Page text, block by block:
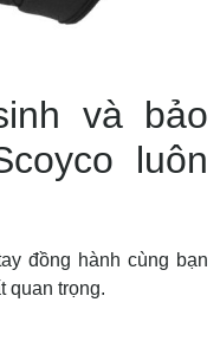
và bảo
luôn
đồng hành cùng bạn
quan trọng.